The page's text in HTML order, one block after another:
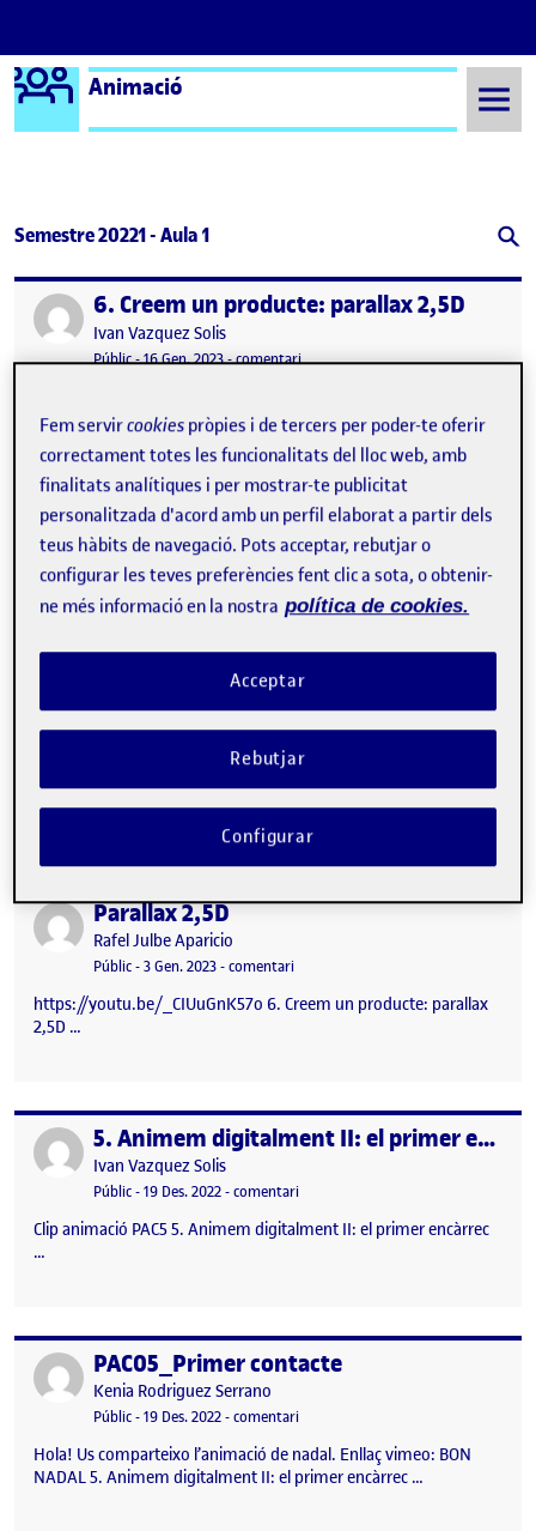
Saltar al contingut
Logo Ágora
Animació
Semestre 20221 - Aula 1
Publicat per6. Creem un producte: parallax 2,5D
Publicat per
Ivan Vazquez Solis
Visibilitat:
Públic-Data de publicació
16 Gen. 20235 maig, 2023 1:51 pm
-comentariel 6. Creem un producte: parallax
Publicat perPR. Creem un producte: parallax 2,5D
Publicat per
Oriol Martinez Martinez 1108462
Data de publicació
16 Gen. 2023 el PR. Creem un producte: parallax
6. Creem un producte: parallax 2,5D …
Publicat per Pac 06 -Creem un producte: parallax 2,5D
Publicat per
Anna Teruel Molina
Data de publicació
-comentariel Pac 06 -Creem un producte:
Publicat perParallax 2,5D
Publicat per
Rafel Julbe Aparicio
Visibilitat:
Públic-Data de publicació
3 Gen. 2023-comentariel Parallax 2,5D
https://youtu.be/_CIUuGnK57o 6. Creem un producte: parallax
2,5D …
Publicat per 5. Animem digitalment II: el primer encàrrec
Publicat per
Ivan Vazquez Solis
Visibilitat:
Públic-Data de publicació
19 Des. 20225 maig, 2023 1:52 pm
-comentariel 5. Animem digitalment II: el
Clip animació PAC5 5. Animem digitalment II: el primer encàrrec
…
Publicat perPAC05_Primer contacte
Publicat per
Kenia Rodriguez Serrano
Visibilitat:
Públic-Data de publicació
19 Des. 2022-comentariel PAC05_Primer contacte
Hola! Us comparteixo l’animació de nadal. Enllaç vimeo: BON
NADAL 5. Animem digitalment II: el primer encàrrec …
Fem servircookies pròpies i de tercers per poder-te oferir
correctament totes les funcionalitats del lloc web, amb
finalitats analítiques i per mostrar-te publicitat
personalitzada d'acord amb un perfil elaborat a partir dels
teus hàbits de navegació. Pots acceptar, rebutjar o
configurar les teves preferències fent clic a sota, o obtenir-
ne més informació en la nostra política de cookies.
Rebutjar
Acceptar
Configurar